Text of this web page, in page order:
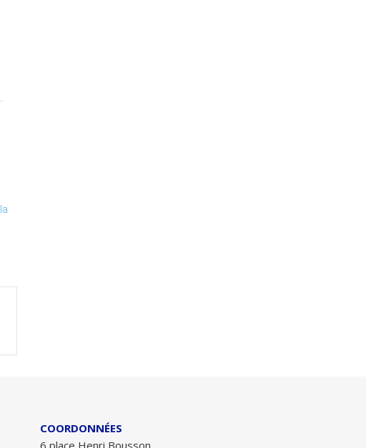
la
COORDONNÉES